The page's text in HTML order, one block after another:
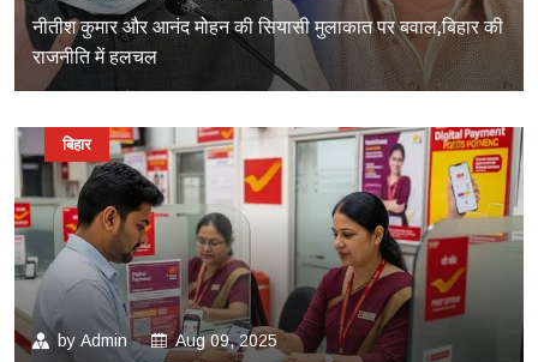
नीतीश कुमार और आनंद मोहन की सियासी मुलाकात पर बवाल,बिहार की
राजनीति में हलचल
by Admin Aug 09, 2025
बिहार